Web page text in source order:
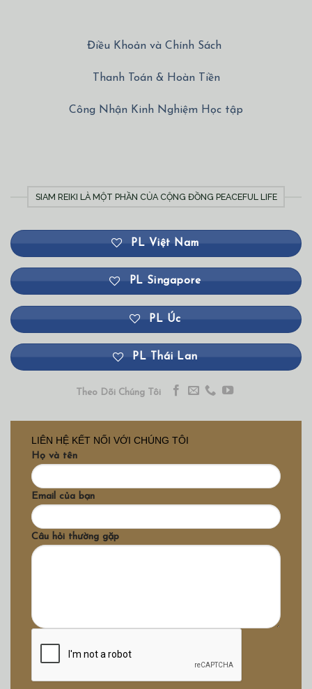
Điều Khoản và Chính Sách
Thanh Toán & Hoàn Tiền
Công Nhận Kinh Nghiệm Học tập
SIAM REIKI LÀ MỘT PHẦN CỦA CỘNG ĐỒNG PEACEFUL LIFE
PL Việt Nam
PL Singapore
PL Úc
PL Thái Lan
Theo Dõi Chúng Tôi
LIÊN HỆ KẾT NỐI VỚI CHÚNG TÔI
Họ và tên
Email của bạn
Câu hỏi thường gặp